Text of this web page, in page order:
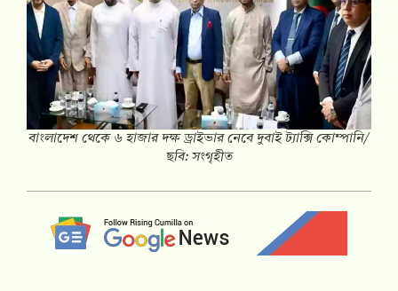
বাংলাদেশ থেকে ৬ হাজার দক্ষ ড্রাইভার নেবে দুবাই ট্যাক্সি কোম্পানি/
ছবি: সংগৃহীত